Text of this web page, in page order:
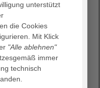
Mensch nicht mehr
Lebens
diese Dinge
unterstützt
die Cookies
Mit Klick
"Alle ablehnen"
immer
technisch